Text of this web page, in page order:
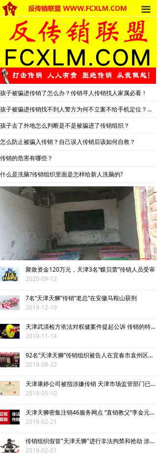
끀
首页
法律法规
反传销动态
受害者讲述
反传销故事
反传销杂谈
传销的危害
传销的种类
北派传销
网络传销
精神传销
求助专区
大学生专栏
相关处罚
揭秘传销
传销案例
孩子被骗进传销了怎么办？传销寻人传销找人家属必看！
孩子被骗进传销找不到人警方为何不立案不给手机定位？警察不管怎么办？
孩子去了外地怎么判断是不是被骗进了传销组织？
怎么防止被骗入传销？自己误入传销后该如何自救？
传销的危害有哪些？
什么是洗脑?传销组织里面是怎样给新人洗脑的?
聚敛资金120万元，天津3名“蝶贝蕾”传销人员受审
2020-09-12
7名“天津天狮”传销“老总”在安徽马鞍山获刑
2019-12-19
天津武清检方依法对权健案件提起公诉 传销的特点了解下
2019-11-14
92名“天津天狮”传销组织被告人在宜春市袁州区人民法院开庭受审
2019-08-22
天津康婷公司被指涉嫌传销 天津市场监管部门已介入调查
2019-05-10
天津天狮密集注销46服务网点 “直销教父”李金元到底涉不涉传销？
2019-02-21
传销组织假冒"天津天狮"进行非法拘禁和抢劫 涉恶团伙被批捕
2019-02-01